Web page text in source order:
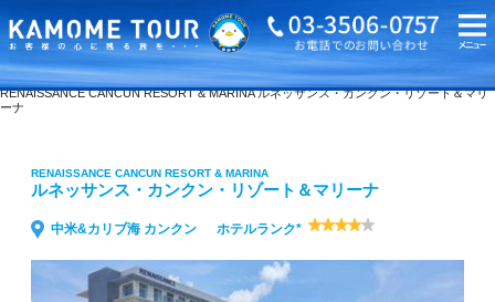
海外旅行・ツアーTOP
RENAISSANCE CANCUN RESORT & MARINA ルネッサンス・カンクン・リゾート＆マリ
ーナ
RENAISSANCE CANCUN RESORT & MARINA
ルネッサンス・カンクン・リゾート＆マリーナ
中米&カリブ海 カンクン ホテルランク*